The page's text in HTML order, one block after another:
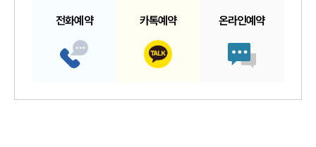
전화예약 카톡예약 온라인예약